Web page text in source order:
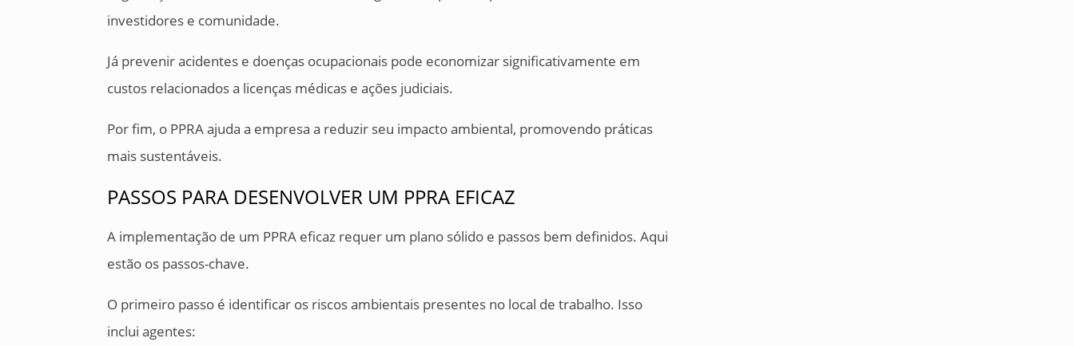
investidores e comunidade.
Já prevenir acidentes e doenças ocupacionais pode economizar significativamente em
custos relacionados a licenças médicas e ações judiciais.
Por fim, o PPRA ajuda a empresa a reduzir seu impacto ambiental, promovendo práticas
mais sustentáveis.
PASSOS PARA DESENVOLVER UM PPRA EFICAZ
A implementação de um PPRA eficaz requer um plano sólido e passos bem definidos. Aqui
estão os passos-chave.
O primeiro passo é identificar os riscos ambientais presentes no local de trabalho. Isso
inclui agentes: